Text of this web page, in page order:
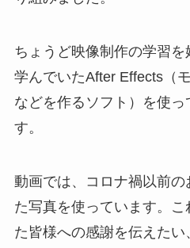
ちょうど映像制作の学習を
学んでいたAfter Effects（
などを作るソフト）を使
す。
動画では、コロナ禍以前の
た写真を使っています。
た皆様への感謝を伝えた